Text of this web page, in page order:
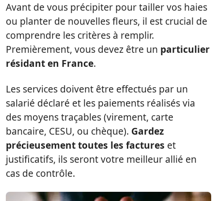
Avant de vous précipiter pour tailler vos haies
ou planter de nouvelles fleurs, il est crucial de
comprendre les critères à remplir.
Premièrement, vous devez être un particulier
résidant en France.
Les services doivent être effectués par un
salarié déclaré et les paiements réalisés via
des moyens traçables (virement, carte
bancaire, CESU, ou chèque). Gardez
précieusement toutes les factures et
justificatifs, ils seront votre meilleur allié en
cas de contrôle.